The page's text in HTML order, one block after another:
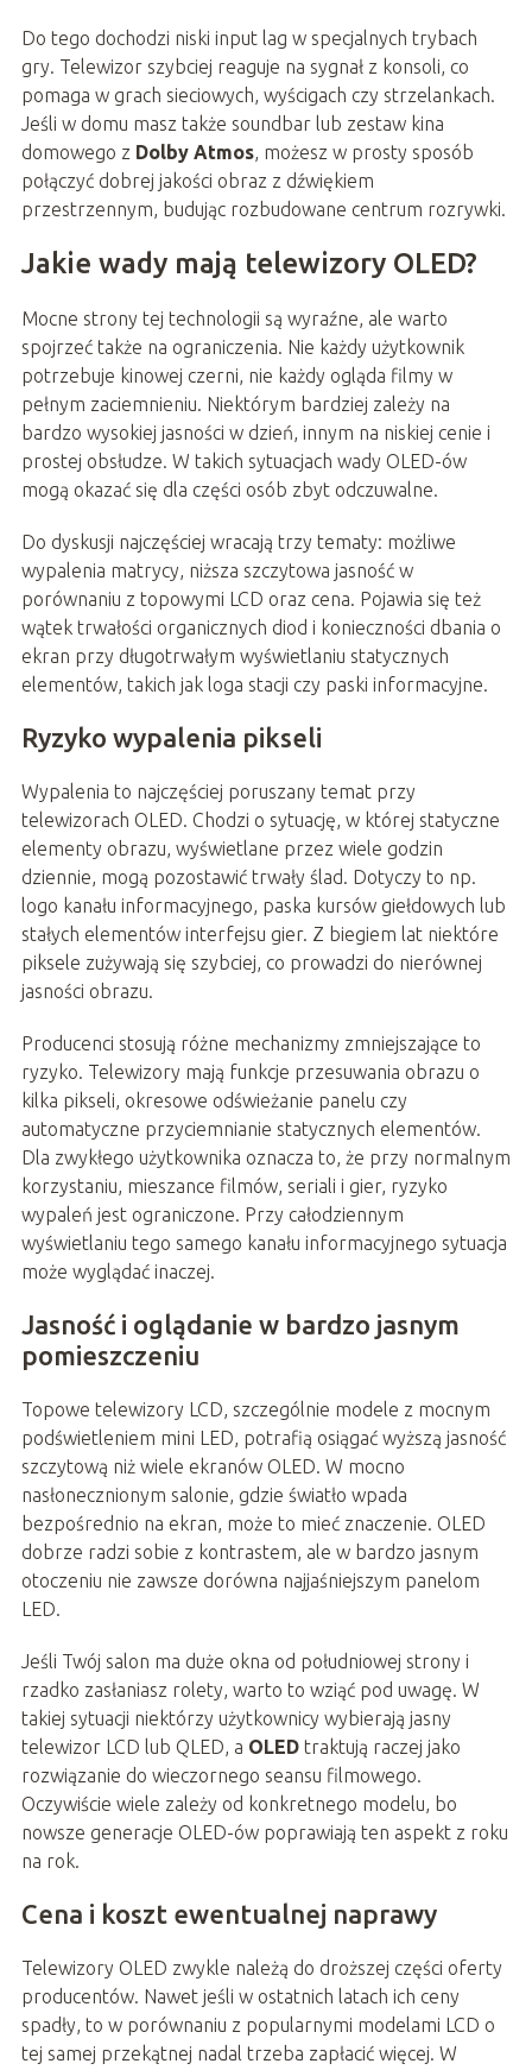
Do tego dochodzi niski input lag w specjalnych trybach
gry. Telewizor szybciej reaguje na sygnał z konsoli, co
pomaga w grach sieciowych, wyścigach czy strzelankach.
Jeśli w domu masz także soundbar lub zestaw kina
domowego z Dolby Atmos, możesz w prosty sposób
połączyć dobrej jakości obraz z dźwiękiem
przestrzennym, budując rozbudowane centrum rozrywki.
Jakie wady mają telewizory OLED?
Mocne strony tej technologii są wyraźne, ale warto
spojrzeć także na ograniczenia. Nie każdy użytkownik
potrzebuje kinowej czerni, nie każdy ogląda filmy w
pełnym zaciemnieniu. Niektórym bardziej zależy na
bardzo wysokiej jasności w dzień, innym na niskiej cenie i
prostej obsłudze. W takich sytuacjach wady OLED-ów
mogą okazać się dla części osób zbyt odczuwalne.
Do dyskusji najczęściej wracają trzy tematy: możliwe
wypalenia matrycy, niższa szczytowa jasność w
porównaniu z topowymi LCD oraz cena. Pojawia się też
wątek trwałości organicznych diod i konieczności dbania o
ekran przy długotrwałym wyświetlaniu statycznych
elementów, takich jak loga stacji czy paski informacyjne.
Ryzyko wypalenia pikseli
Wypalenia to najczęściej poruszany temat przy
telewizorach OLED. Chodzi o sytuację, w której statyczne
elementy obrazu, wyświetlane przez wiele godzin
dziennie, mogą pozostawić trwały ślad. Dotyczy to np.
logo kanału informacyjnego, paska kursów giełdowych lub
stałych elementów interfejsu gier. Z biegiem lat niektóre
piksele zużywają się szybciej, co prowadzi do nierównej
jasności obrazu.
Producenci stosują różne mechanizmy zmniejszające to
ryzyko. Telewizory mają funkcje przesuwania obrazu o
kilka pikseli, okresowe odświeżanie panelu czy
automatyczne przyciemnianie statycznych elementów.
Dla zwykłego użytkownika oznacza to, że przy normalnym
korzystaniu, mieszance filmów, seriali i gier, ryzyko
wypaleń jest ograniczone. Przy całodziennym
wyświetlaniu tego samego kanału informacyjnego sytuacja
może wyglądać inaczej.
Jasność i oglądanie w bardzo jasnym
pomieszczeniu
Topowe telewizory LCD, szczególnie modele z mocnym
podświetleniem mini LED, potrafią osiągać wyższą jasność
szczytową niż wiele ekranów OLED. W mocno
nasłonecznionym salonie, gdzie światło wpada
bezpośrednio na ekran, może to mieć znaczenie. OLED
dobrze radzi sobie z kontrastem, ale w bardzo jasnym
otoczeniu nie zawsze dorówna najjaśniejszym panelom
LED.
Jeśli Twój salon ma duże okna od południowej strony i
rzadko zasłaniasz rolety, warto to wziąć pod uwagę. W
takiej sytuacji niektórzy użytkownicy wybierają jasny
telewizor LCD lub QLED, a OLEDtraktują raczej jako
rozwiązanie do wieczornego seansu filmowego.
Oczywiście wiele zależy od konkretnego modelu, bo
nowsze generacje OLED-ów poprawiają ten aspekt z roku
na rok.
Cena i koszt ewentualnej naprawy
Telewizory OLED zwykle należą do droższej części oferty
producentów. Nawet jeśli w ostatnich latach ich ceny
spadły, to w porównaniu z popularnymi modelami LCD o
tej samej przekątnej nadal trzeba zapłacić więcej. W